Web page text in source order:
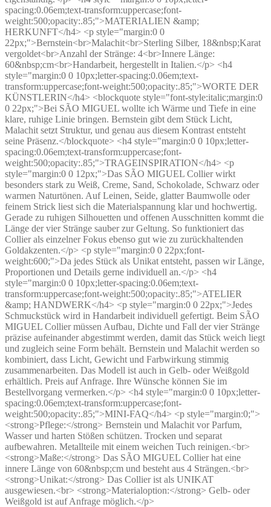
spacing:0.06em;text-transform:uppercase;font-
weight:500;opacity:.85;">MATERIALIEN &amp;
HERKUNFT</h4> <p style="margin:0 0
22px;">Bernstein<br>Malachit<br>Sterling Silber, 18&nbsp;Karat
vergoldet<br>Anzahl der Stränge: 4<br>Innere Länge:
60&nbsp;cm<br>Handarbeit, hergestellt in Italien.</p> <h4
style="margin:0 0 10px;letter-spacing:0.06em;text-
transform:uppercase;font-weight:500;opacity:.85;">WORTE DER
KÜNSTLERIN</h4> <blockquote style="font-style:italic;margin:0
0 22px;">Bei SÃO MIGUEL wollte ich Wärme und Tiefe in eine
klare, ruhige Linie bringen. Bernstein gibt dem Stück Licht,
Malachit setzt Struktur, und genau aus diesem Kontrast entsteht
seine Präsenz.</blockquote> <h4 style="margin:0 0 10px;letter-
spacing:0.06em;text-transform:uppercase;font-
weight:500;opacity:.85;">TRAGEINSPIRATION</h4> <p
style="margin:0 0 12px;">Das SÃO MIGUEL Collier wirkt
besonders stark zu Weiß, Creme, Sand, Schokolade, Schwarz oder
warmen Naturtönen. Auf Leinen, Seide, glatter Baumwolle oder
feinem Strick liest sich die Materialspannung klar und hochwertig.
Gerade zu ruhigen Silhouetten und offenen Ausschnitten kommt die
Länge der vier Stränge sauber zur Geltung. So funktioniert das
Collier als einzelner Fokus ebenso gut wie zu zurückhaltenden
Goldakzenten.</p> <p style="margin:0 0 22px;font-
weight:600;">Da jedes Stück als Unikat entsteht, passen wir Länge,
Proportionen und Details gerne individuell an.</p> <h4
style="margin:0 0 10px;letter-spacing:0.06em;text-
transform:uppercase;font-weight:500;opacity:.85;">ATELIER
&amp; HANDWERK</h4> <p style="margin:0 0 22px;">Jedes
Schmuckstück wird in Handarbeit individuell gefertigt. Beim SÃO
MIGUEL Collier müssen Aufbau, Dichte und Fall der vier Stränge
präzise aufeinander abgestimmt werden, damit das Stück weich liegt
und zugleich seine Form behält. Bernstein und Malachit werden so
kombiniert, dass Licht, Gewicht und Farbwirkung stimmig
zusammenarbeiten. Das Modell ist auch in Gelb- oder Weißgold
erhältlich. Preis auf Anfrage. Ihre Wünsche können Sie im
Bestellvorgang vermerken.</p> <h4 style="margin:0 0 10px;letter-
spacing:0.06em;text-transform:uppercase;font-
weight:500;opacity:.85;">MINI-FAQ</h4> <p style="margin:0;">
<strong>Pflege:</strong> Bernstein und Malachit vor Parfum,
Wasser und harten Stößen schützen. Trocken und separat
aufbewahren. Metallteile mit einem weichen Tuch reinigen.<br>
<strong>Maße:</strong> Das SÃO MIGUEL Collier hat eine
innere Länge von 60&nbsp;cm und besteht aus 4 Strängen.<br>
<strong>Unikat:</strong> Das Collier ist als UNIKAT
ausgewiesen.<br> <strong>Materialoption:</strong> Gelb- oder
Weißgold ist auf Anfrage möglich.</p>